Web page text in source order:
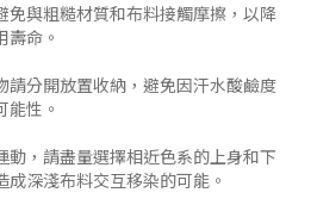
免與粗糙材質和布料接觸摩擦，以降
命。
請分開放置收納，避免因汗水酸鹼度
能性。
動，請盡量選擇相近色系的上身和下
深淺布料交互移染的可能。